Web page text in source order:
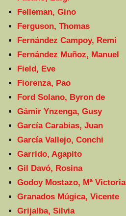
Felleman, Gino
Ferguson, Thomas
Fernández Campoy, Remi
Fernández Muñoz, Manuel
Field, Eve
Fiorenza, Pao
Ford Solano, Byron de
Gámir Ynzenga, Gusy
García Carabias, Juan
García Vallejo, Conchi
Garrido, Agapito
Gil Davó, Rosina
Godoy Mostazo, Mª Victoria
Granados Múgica, Vicente
Grijalba, Silvia